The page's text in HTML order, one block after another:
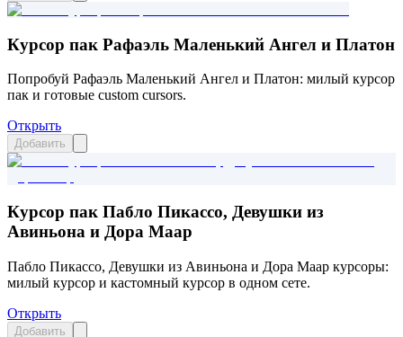
Курсор пак Рафаэль Маленький Ангел и Платон
Попробуй Рафаэль Маленький Ангел и Платон: милый курсор
пак и готовые custom cursors.
Открыть
Добавить
Курсор пак Пабло Пикассо, Девушки из
Авиньона и Дора Маар
Пабло Пикассо, Девушки из Авиньона и Дора Маар курсоры:
милый курсор и кастомный курсор в одном сете.
Открыть
Добавить